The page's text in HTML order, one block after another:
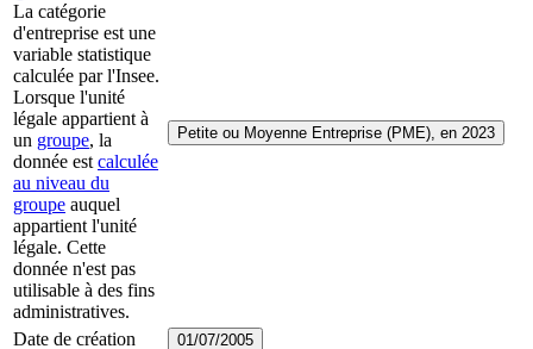
La catégorie
d'entreprise est une
variable statistique
calculée par l'Insee.
Lorsque l'unité
légale appartient à
un groupe, la
donnée est calculée
au niveau du
groupe auquel
appartient l'unité
légale. Cette
donnée n'est pas
utilisable à des fins
administratives.
Petite ou Moyenne Entreprise (PME), en 2023
Date de création 01/07/2005